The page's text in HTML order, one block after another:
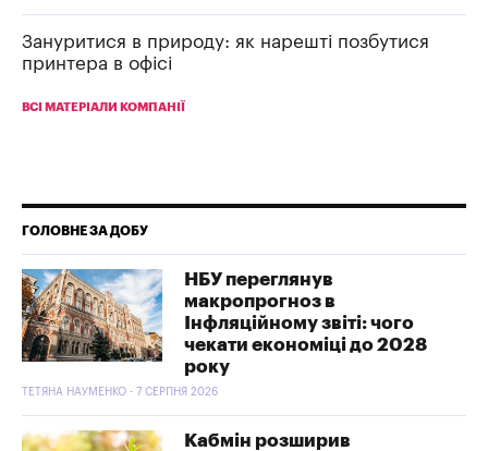
Зануритися в природу: як нарешті позбутися
принтера в офісі
ВСІ МАТЕРІАЛИ КОМПАНІЇ
ГОЛОВНЕ ЗА ДОБУ
НБУ переглянув
макропрогноз в
Інфляційному звіті: чого
чекати економіці до 2028
року
ТЕТЯНА НАУМЕНКО - 7 СЕРПНЯ 2026
Кабмін розширив